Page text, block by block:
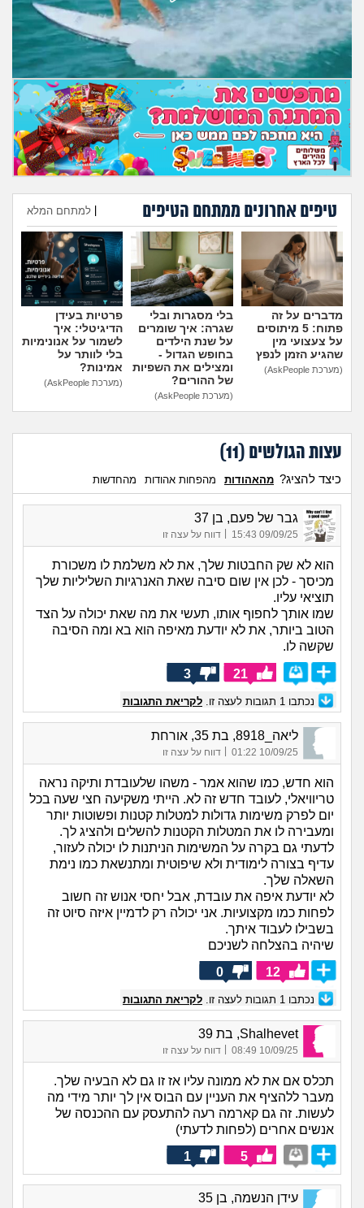
גאווה
טיפים אחרונים ממתחם הטיפים למתחם המלא
הוספת טיפ
מדברים על זה
פתוח: 5 מיתוסים
על צעצועי מין
שהגיע הזמן לנפץ
(מערכת AskPeople)
בלי מסגרות ובלי
שגרה: איך שומרים
על שנת הילדים
בחופש הגדול -
ומצילים את השפיות
של ההורים?
(מערכת AskPeople)
פרטיות בעידן
הדיגיטלי: איך
לשמור על אנונימיות
בלי לוותר על
אמינות?
(מערכת AskPeople)
עצות הגולשים (11
)
כיצד להציג? מהאהודות מהפחות אהודות מהחדשות
גבר של פעם, בן 37
09/09/25 15:43 דווח על עצה זו
הוא לא שק החבטות שלך, את לא משלמת לו משכורת
מכיסך - לכן אין שום סיבה שאת האנרגיות השליליות שלך
תוציאי עליו.
שמו אותך לחפוף אותו, תעשי את מה שאת יכולה על הצד
הטוב ביותר, את לא יודעת מאיפה הוא בא ומה הסיבה
שקשה לו.
21
3
נכתבו 1 תגובות לעצה זו. לקריאת התגובות
ליאה_8918, בת 35, אורחת
10/09/25 01:22
| דווח על עצה זו
הוא חדש, כמו שהוא אמר - משהו שלעובדת ותיקה נראה
טריוויאלי, לעובד חדש זה לא. הייתי משקיעה חצי שעה בכל
יום לפרק משימות גדולות למטלות קטנות ופשוטות יותר
ומעבירה לו את המטלות הקטנות להשלים ולהציג לך.
לדעתי גם בקרה על המשימות הניתנות לו יכולה לעזור,
עדיף בצורה לימודית ולא שיפוטית ומתנשאת כמו נימת
השאלה שלך.
לא יודעת איפה את עובדת, אבל יחסי אנוש זה חשוב
לפחות כמו מקצועיות. אני יכולה רק לדמיין איזה סיוט זה
בשבילו לעבוד איתך.
שיהיה בהצלחה לשניכם
12
0
נכתבו 1 תגובות לעצה זו. לקריאת התגובות
Shalhevet, בת 39
10/09/25 08:49
| דווח על עצה זו
תכלס אם את לא ממונה עליו אז זו גם לא הבעיה שלך.
מעבר ללהציף את העניין עם הבוס אין לך יותר מידי מה
לעשות. זה גם קארמה רעה להתעסק עם ההכנסה של
אנשים אחרים (לפחות לדעתי)
5
1
עידן הנשמה, בן 35